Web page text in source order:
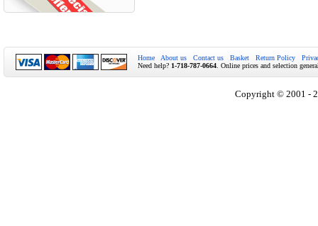
Home About us Contact us Basket Return Policy
Need help? 1-718-787-0664 . Online prices and selection
Copyright © 2001 -